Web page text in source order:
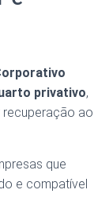
privativo,
recuperação ao
que
e compatível